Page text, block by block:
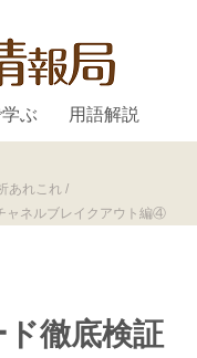
ぶ 用語解説
あれこれ /
ネルブレイクアウト編④
ド徹底検証